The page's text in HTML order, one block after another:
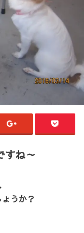
すね～
うか？